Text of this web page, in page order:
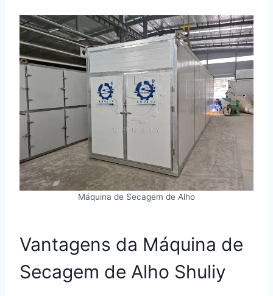
Máquina de Secagem de Alho
Vantagens da Máquina de
Secagem de Alho Shuliy